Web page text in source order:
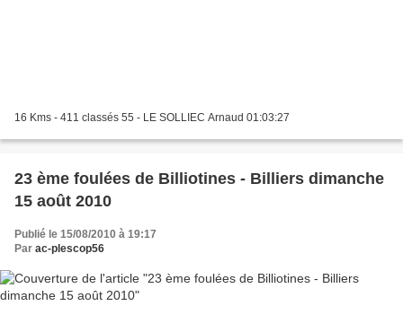
16 Kms - 411 classés 55 - LE SOLLIEC Arnaud 01:03:27
23 ème foulées de Billiotines - Billiers dimanche
15 août 2010
Publié le 15/08/2010 à 19:17
Par ac-plescop56